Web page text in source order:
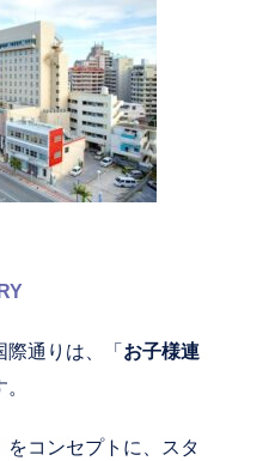
通りは、「 お子様連
をコンセプトに、スタ